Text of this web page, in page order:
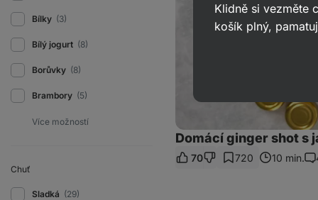
Bílky (3)
Bílý jogurt (8)
Borůvky (8)
Brambory (5)
Chuť
Sladká (29)
Domácí ginger shot s
70 720 10 min.
Klidně si vezměte
košík plný,